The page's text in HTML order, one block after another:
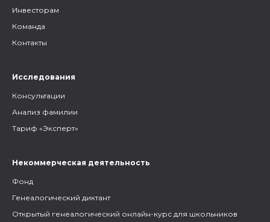
Инвесторам
Команда
Контакты
Исследования
Консультации
Анализ фамилии
Тариф «Эксперт»
Некоммерческая деятельность
Фонд
Генеалогический диктант
Открытый генеалогический онлайн-курс для школьников